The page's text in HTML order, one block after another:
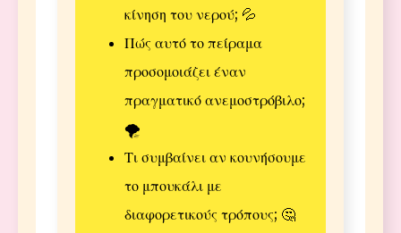
κίνηση του νερού; 💦
Πώς αυτό το πείραμα
προσομοιάζει έναν
πραγματικό ανεμοστρόβιλο;
🌪️
Τι συμβαίνει αν κουνήσουμε
το μπουκάλι με
διαφορετικούς τρόπους; 🤔